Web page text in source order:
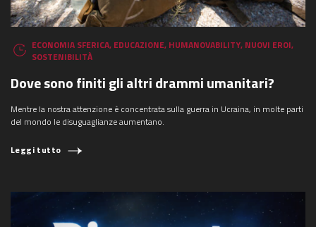
ECONOMIA SFERICA, EDUCAZIONE, HUMANOVABILITY, NUOVI EROI,
SOSTENIBILITÀ
Dove sono finiti gli altri drammi umanitari?
Mentre la nostra attenzione è concentrata sulla guerra in Ucraina, in molte parti
del mondo le disuguaglianze aumentano.
Leggi tutto